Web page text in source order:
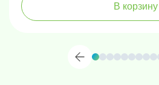
В корзину